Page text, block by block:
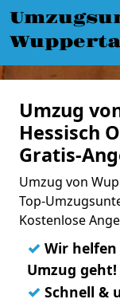
Umzug
Hessisch
Gratis-
Umzug von
Top-
Kostenlose
✓ Wir
Umzug geht!
✓ Schnell &